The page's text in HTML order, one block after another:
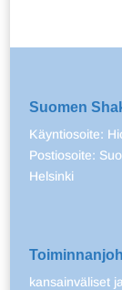
Suomen
Käyntiosoite:
Postiosoite:
Helsinki
kansainväliset